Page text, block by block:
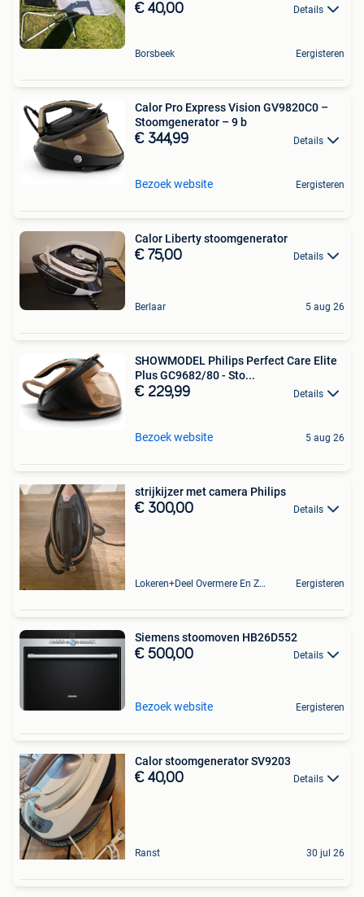
€ 40,00 Details
Borsbeek Eergisteren
Calor Pro Express Vision GV9820C0 –
Stoomgenerator – 9 b
€ 344,99 Details
Bezoek website Eergisteren
Calor Liberty stoomgenerator
€ 75,00 Details
Berlaar 5 aug 26
SHOWMODEL Philips Perfect Care Elite
Plus GC9682/80 - Sto...
€ 229,99 Details
Bezoek website 5 aug 26
strijkijzer met camera Philips
€ 300,00 Details
Lokeren+Deel Overmere En Zele Eergisteren
Siemens stoomoven HB26D552
€ 500,00 Details
Bezoek website Eergisteren
Calor stoomgenerator SV9203
€ 40,00 Details
Ranst 30 jul 26